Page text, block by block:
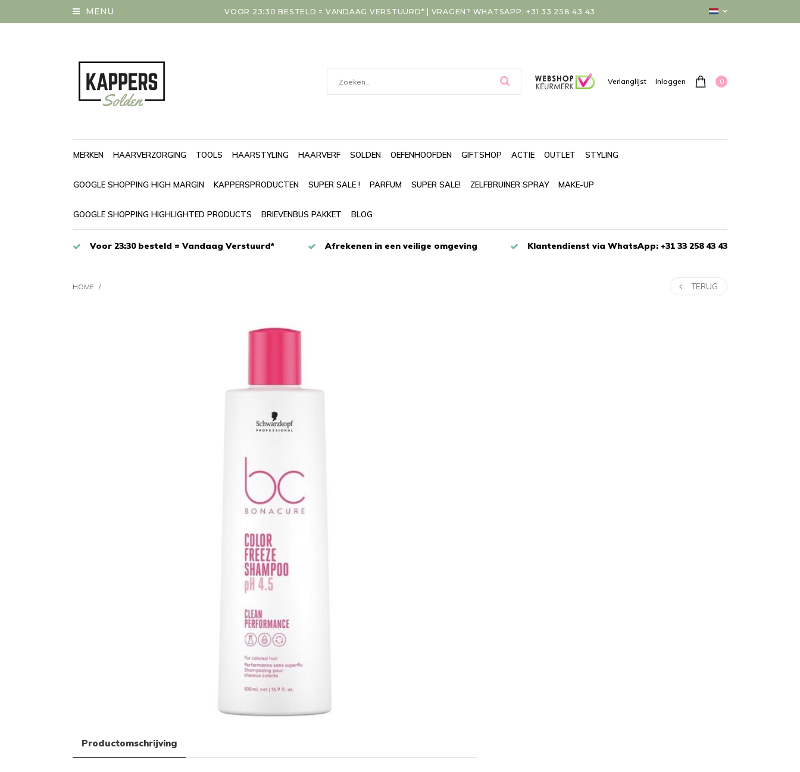
MENU VOOR 23:30 BESTELD = VANDAAG VERSTUURD* | VRAGEN? WHATSAPP: +31 33 258 43 43
Verlanglijst Inloggen 0
MERKEN HAARVERZORGING TOOLS HAARSTYLING HAARVERF SOLDEN OEFENHOOFDEN GIFTSHOP ACTIE OUTLET STYLING
GOOGLE SHOPPING HIGH MARGIN KAPPERSPRODUCTEN SUPER SALE ! PARFUM SUPER SALE! ZELFBRUINER SPRAY MAKE-UP
GOOGLE SHOPPING HIGHLIGHTED PRODUCTS BRIEVENBUS PAKKET BLOG
Voor 23:30 besteld = Vandaag Verstuurd* Afrekenen in een veilige omgeving Klantendienst via WhatsApp: +31 33 258 43 43
HOME / TERUG
Productomschrijving